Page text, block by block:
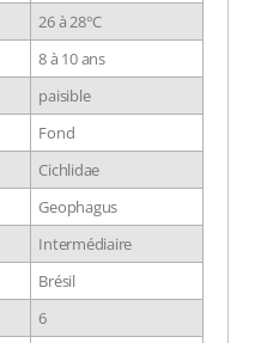
26 à 28°C
8 à 10 ans
paisible
Fond
Cichlidae
Geophagus
Intermédiaire
Brésil
6